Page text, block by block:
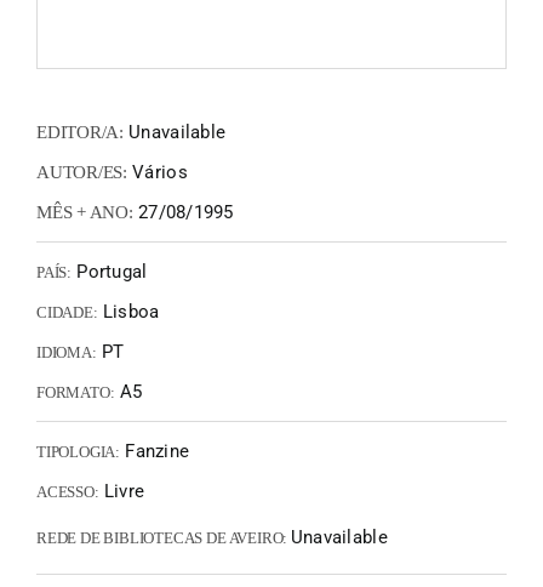
EDITOR/A: Unavailable
AUTOR/ES: Vários
MÊS + ANO: 27/08/1995
PAÍS: Portugal
CIDADE: Lisboa
IDIOMA: PT
FORMATO: A5
TIPOLOGIA: Fanzine
ACESSO: Livre
REDE DE BIBLIOTECAS DE AVEIRO: Unavailable